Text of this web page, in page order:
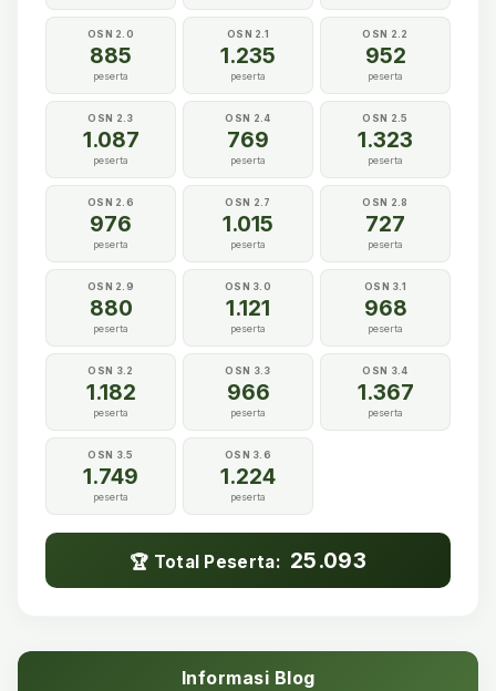
OSN 2.0
885
peserta
OSN 2.1
1.235
peserta
OSN 2.2
952
peserta
OSN 2.3
1.087
peserta
OSN 2.4
769
peserta
OSN 2.5
1.323
peserta
OSN 2.6
976
peserta
OSN 2.7
1.015
peserta
OSN 2.8
727
peserta
OSN 2.9
880
peserta
OSN 3.0
1.121
peserta
OSN 3.1
968
peserta
OSN 3.2
1.182
peserta
OSN 3.3
966
peserta
OSN 3.4
1.367
peserta
OSN 3.5
1.749
peserta
OSN 3.6
1.224
peserta
🏆 Total Peserta: 25.093
Informasi Blog